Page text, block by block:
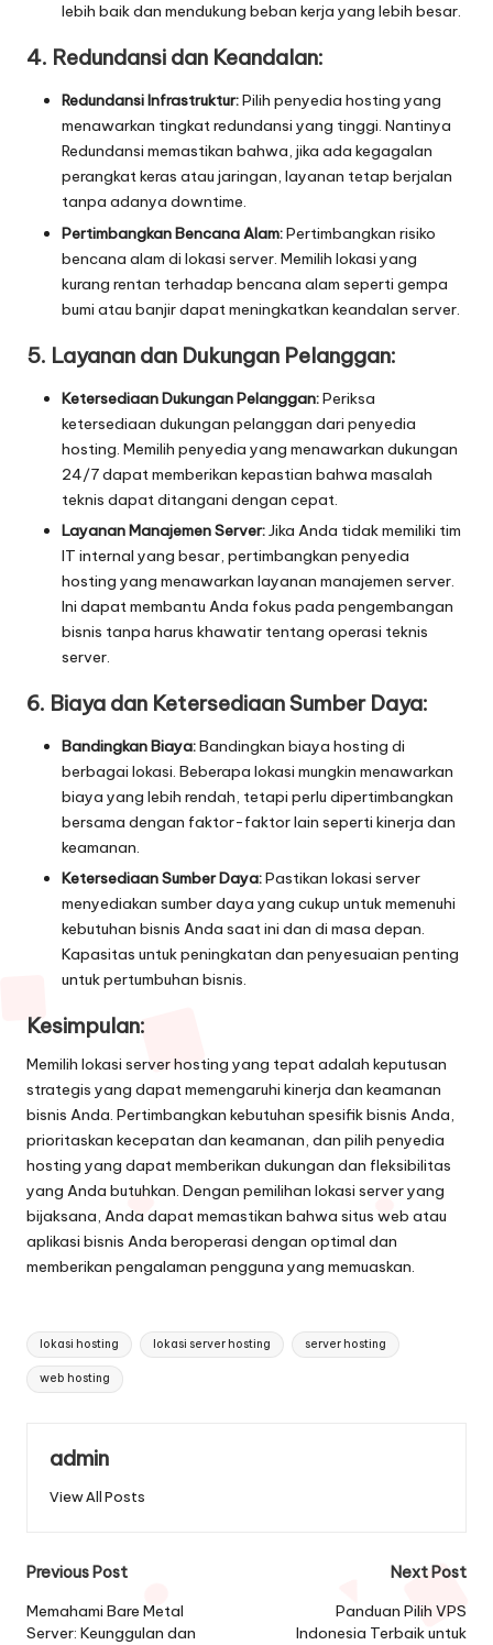
lebih baik dan mendukung beban kerja yang lebih besar.
4. Redundansi dan Keandalan:
Redundansi Infrastruktur:Pilih penyedia hosting yang
menawarkan tingkat redundansi yang tinggi. Nantinya
Redundansi memastikan bahwa, jika ada kegagalan
perangkat keras atau jaringan, layanan tetap berjalan
tanpa adanya downtime.
Pertimbangkan Bencana Alam:Pertimbangkan risiko
bencana alam di lokasi server. Memilih lokasi yang
kurang rentan terhadap bencana alam seperti gempa
bumi atau banjir dapat meningkatkan keandalan server.
5. Layanan dan Dukungan Pelanggan:
Ketersediaan Dukungan Pelanggan:Periksa
ketersediaan dukungan pelanggan dari penyedia
hosting. Memilih penyedia yang menawarkan dukungan
24/7 dapat memberikan kepastian bahwa masalah
teknis dapat ditangani dengan cepat.
Layanan Manajemen Server:Jika Anda tidak memiliki tim
IT internal yang besar, pertimbangkan penyedia
hosting yang menawarkan layanan manajemen server.
Ini dapat membantu Anda fokus pada pengembangan
bisnis tanpa harus khawatir tentang operasi teknis
server.
6. Biaya dan Ketersediaan Sumber Daya:
Bandingkan Biaya:Bandingkan biaya hosting di
berbagai lokasi. Beberapa lokasi mungkin menawarkan
biaya yang lebih rendah, tetapi perlu dipertimbangkan
bersama dengan faktor-faktor lain seperti kinerja dan
keamanan.
Ketersediaan Sumber Daya:Pastikan lokasi server
menyediakan sumber daya yang cukup untuk memenuhi
kebutuhan bisnis Anda saat ini dan di masa depan.
Kapasitas untuk peningkatan dan penyesuaian penting
untuk pertumbuhan bisnis.
Kesimpulan:
Memilih lokasi server hosting yang tepat adalah keputusan
strategis yang dapat memengaruhi kinerja dan keamanan
bisnis Anda. Pertimbangkan kebutuhan spesifik bisnis Anda,
prioritaskan kecepatan dan keamanan, dan pilih penyedia
hosting yang dapat memberikan dukungan dan fleksibilitas
yang Anda butuhkan. Dengan pemilihan lokasi server yang
bijaksana, Anda dapat memastikan bahwa situs web atau
aplikasi bisnis Anda beroperasi dengan optimal dan
memberikan pengalaman pengguna yang memuaskan.
Tags:
lokasi hosting lokasi server hosting server hosting
web hosting
admin
View All Posts
Post
navigation
Previous Post
Memahami Bare Metal
Server: Keunggulan dan
Next Post
Panduan Pilih VPS
Indonesia Terbaik untuk